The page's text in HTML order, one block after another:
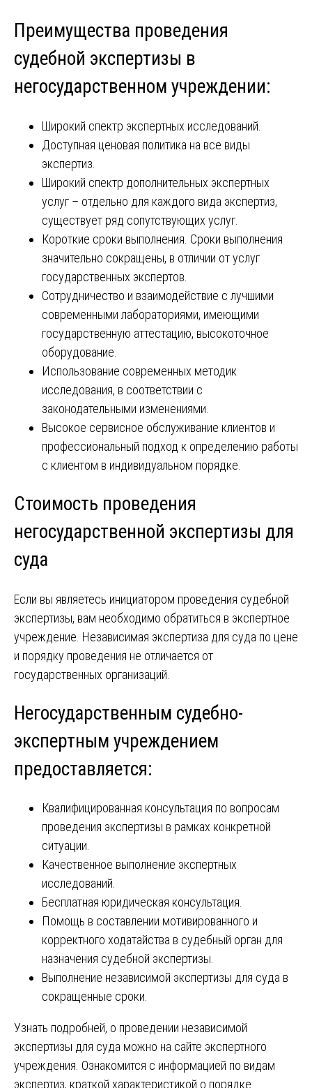
Преимущества проведения
судебной экспертизы в
негосударственном учреждении:
Широкий спектр экспертных исследований.
Доступная ценовая политика на все виды
экспертиз.
Широкий спектр дополнительных экспертных
услуг – отдельно для каждого вида экспертиз,
существует ряд сопутствующих услуг.
Короткие сроки выполнения. Сроки выполнения
значительно сокращены, в отличии от услуг
государственных экспертов.
Сотрудничество и взаимодействие с лучшими
современными лабораториями, имеющими
государственную аттестацию, высокоточное
оборудование.
Использование современных методик
исследования, в соответствии с
законодательными изменениями.
Высокое сервисное обслуживание клиентов и
профессиональный подход к определению работы
с клиентом в индивидуальном порядке.
Стоимость проведения
негосударственной экспертизы для
суда
Если вы являетесь инициатором проведения судебной
экспертизы, вам необходимо обратиться в экспертное
учреждение. Независимая экспертиза для суда по цене
и порядку проведения не отличается от
государственных организаций.
Негосударственным судебно-
экспертным учреждением
предоставляется:
Квалифицированная консультация по вопросам
проведения экспертизы в рамках конкретной
ситуации.
Качественное выполнение экспертных
исследований.
Бесплатная юридическая консультация.
Помощь в составлении мотивированного и
корректного ходатайства в судебный орган для
назначения судебной экспертизы.
Выполнение независимой экспертизы для суда в
сокращенные сроки.
Узнать подробней, о проведении независимой
экспертизы для суда можно на сайте экспертного
учреждения. Ознакомится с информацией по видам
экспертиз, краткой характеристикой о порядке